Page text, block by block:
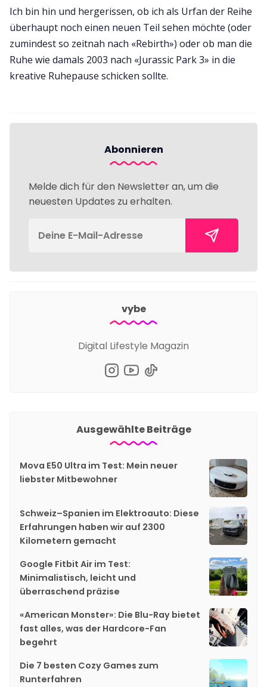
Ich bin hin und hergerissen, ob ich als Urfan der Reihe
überhaupt noch einen neuen Teil sehen möchte (oder
zumindest so zeitnah nach «Rebirth») oder ob man die
Ruhe wie damals 2003 nach «Jurassic Park 3» in die
kreative Ruhepause schicken sollte.
Abonnieren
Melde dich für den Newsletter an, um die
neuesten Updates zu erhalten.
vybe
Digital Lifestyle Magazin
Ausgewählte Beiträge
Mova E50 Ultra im Test: Mein neuer
liebster Mitbewohner
Schweiz–Spanien im Elektroauto: Diese
Erfahrungen haben wir auf 2300
Kilometern gemacht
Google Fitbit Air im Test:
Minimalistisch, leicht und
überraschend präzise
«American Monster»: Die Blu-Ray bietet
fast alles, was der Hardcore-Fan
begehrt
Die 7 besten Cozy Games zum
Runterfahren